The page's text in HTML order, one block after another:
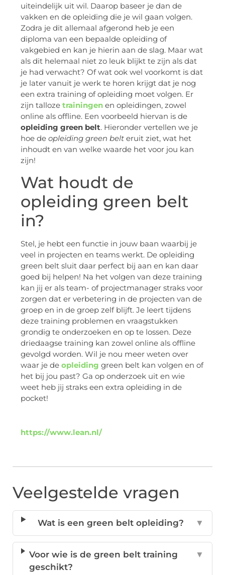
uiteindelijk uit wil. Daarop baseer je dan de
vakken en de opleiding die je wil gaan volgen.
Zodra je dit allemaal afgerond heb je een
diploma van een bepaalde opleiding of
vakgebied en kan je hierin aan de slag. Maar wat
als dit helemaal niet zo leuk blijkt te zijn als dat
je had verwacht? Of wat ook wel voorkomt is dat
je later vanuit je werk te horen krijgt dat je nog
een extra training of opleiding moet volgen. Er
zijn talloze trainingen en opleidingen, zowel
online als offline. Een voorbeeld hiervan is de
opleiding green belt. Hieronder vertellen we je
hoe de opleiding green belt eruit ziet, wat het
inhoudt en van welke waarde het voor jou kan
zijn!
Wat houdt de
opleiding green belt
in?
Stel, je hebt een functie in jouw baan waarbij je
veel in projecten en teams werkt. De opleiding
green belt sluit daar perfect bij aan en kan daar
goed bij helpen! Na het volgen van deze training
kan jij er als team- of projectmanager straks voor
zorgen dat er verbetering in de projecten van de
groep en in de groep zelf blijft. Je leert tijdens
deze training problemen en vraagstukken
grondig te onderzoeken en op te lossen. Deze
driedaagse training kan zowel online als offline
gevolgd worden. Wil je nou meer weten over
waar je de opleiding green belt kan volgen en of
het bij jou past? Ga op onderzoek uit en wie
weet heb jij straks een extra opleiding in de
pocket!
https://www.lean.nl/
Veelgestelde vragen
Wat is een green belt opleiding? ▼
Voor wie is de green belt training
geschikt?
▼